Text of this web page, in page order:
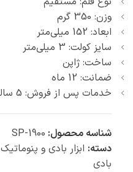
وزن: 350 گرم
ابعاد: 152 میلی‌متر
سایز کولت: 3 میلی‌متر
ساخت: ژاپن
ضمانت: 12 ماه
خدمات پس از فروش: 5 ساله
شناسه محصول: SP-1900
دسته: ابزار بادی و پنوماتیک
بادی